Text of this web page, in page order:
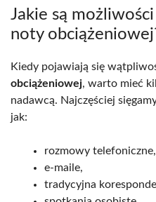
Jakie są
noty
Kiedy pojawiają się
obciążeniowej, warto mieć
nadawcą. Najczęściej
jak:
rozmowy telefoniczne,
e-maile,
tradycyjna